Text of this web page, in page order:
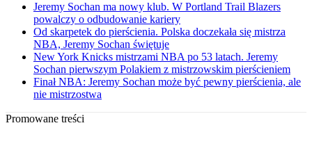
Jeremy Sochan ma nowy klub. W Portland Trail Blazers
powalczy o odbudowanie kariery
Od skarpetek do pierścienia. Polska doczekała się mistrza
NBA, Jeremy Sochan świętuje
New York Knicks mistrzami NBA po 53 latach. Jeremy
Sochan pierwszym Polakiem z mistrzowskim pierścieniem
Finał NBA: Jeremy Sochan może być pewny pierścienia, ale
nie mistrzostwa
Promowane treści